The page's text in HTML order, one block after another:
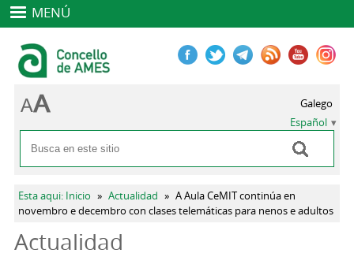
MENÚ
Formulario de búsqueda
Buscar
Galego
Español
Se encuentra usted aquí
Esta aqui: Inicio » Actualidad » A Aula CeMIT continúa en
novembro e decembro con clases telemáticas para nenos e adultos
Actualidad